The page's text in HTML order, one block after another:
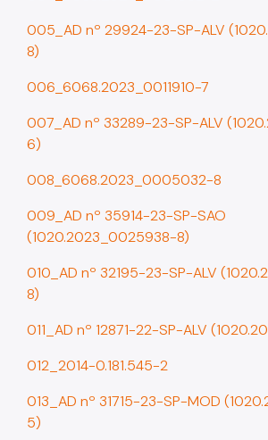
SP Urbanismo
Aprovação de Projetos
Requalifica Rápido
Controle do uso
Segurança de uso das Edificações
Estação Rádio-Base
Elevadores
005_AD nº 29924-23-SP-ALV
8)
006_6068.2023_0011910-7
007_AD nº 33289-23-SP-ALV
6)
008_6068.2023_0005032-8
009_AD nº 35914-23-SP-SAO
(1020.2023_0025938-8)
010_AD nº 32195-23-SP-ALV
8)
011_AD nº 12871-22-SP-ALV
012_2014-0.181.545-2
013_AD nº 31715-23-SP-MOD
5)